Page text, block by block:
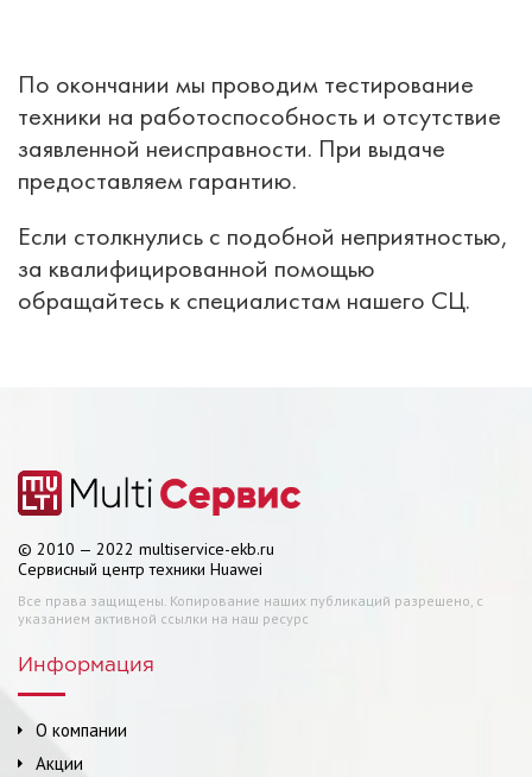
По окончании мы проводим тестирование
техники на работоспособность и отсутствие
заявленной неисправности. При выдаче
предоставляем гарантию.
Если столкнулись с подобной неприятностью,
за квалифицированной помощью
обращайтесь к специалистам нашего СЦ.
© 2010 — 2022 multiservice-ekb.ru
Сервисный центр техники Huawei
Все права защищены. Копирование наших публикаций разрешено, с
указанием активной ссылки на наш ресурс
Информация
О компании
Акции